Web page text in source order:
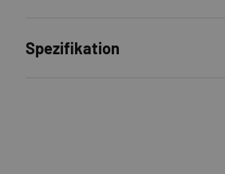
Spezifikation